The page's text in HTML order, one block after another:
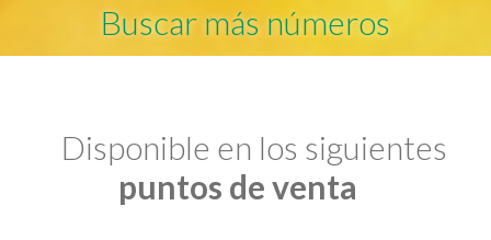
Buscar más números
Disponible en los siguientes
puntos de venta